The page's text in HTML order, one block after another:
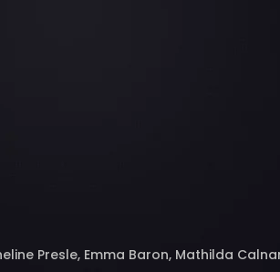
Presle, Emma Baron, Mathilda